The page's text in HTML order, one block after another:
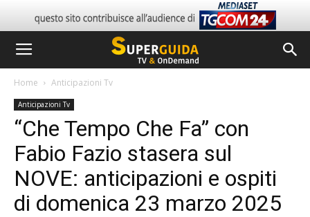
Home Anticipazioni Tv
Anticipazioni Tv
“Che Tempo Che Fa” con
Fabio Fazio stasera sul
NOVE: anticipazioni e ospiti
di domenica 23 marzo 2025